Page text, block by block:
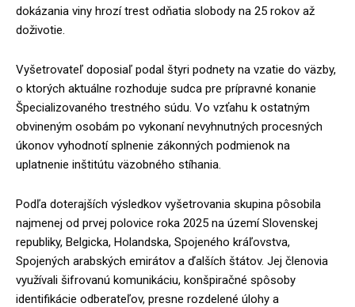
dokázania viny hrozí trest odňatia slobody na 25 rokov až
doživotie.
Vyšetrovateľ doposiaľ podal štyri podnety na vzatie do väzby,
o ktorých aktuálne rozhoduje sudca pre prípravné konanie
Špecializovaného trestného súdu. Vo vzťahu k ostatným
obvineným osobám po vykonaní nevyhnutných procesných
úkonov vyhodnotí splnenie zákonných podmienok na
uplatnenie inštitútu väzobného stíhania.
Podľa doterajších výsledkov vyšetrovania skupina pôsobila
najmenej od prvej polovice roka 2025 na území Slovenskej
republiky, Belgicka, Holandska, Spojeného kráľovstva,
Spojených arabských emirátov a ďalších štátov. Jej členovia
využívali šifrovanú komunikáciu, konšpiračné spôsoby
identifikácie odberateľov, presne rozdelené úlohy a